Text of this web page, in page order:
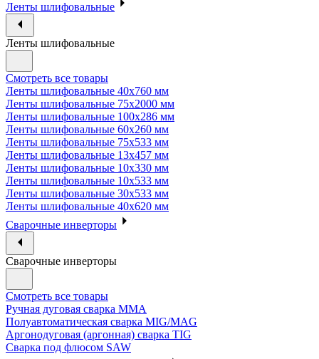
Ленты шлифовальные
Ленты шлифовальные
Смотреть все товары
Ленты шлифовальные 40х760 мм
Ленты шлифовальные 75х2000 мм
Ленты шлифовальные 100х286 мм
Ленты шлифовальные 60х260 мм
Ленты шлифовальные 75х533 мм
Ленты шлифовальные 13х457 мм
Ленты шлифовальные 10х330 мм
Ленты шлифовальные 10х533 мм
Ленты шлифовальные 30х533 мм
Ленты шлифовальные 40х620 мм
Сварочные инверторы
Сварочные инверторы
Смотреть все товары
Ручная дуговая сварка MMA
Полуавтоматическая сварка MIG/MAG
Аргонодуговая (аргонная) сварка TIG
Сварка под флюсом SAW